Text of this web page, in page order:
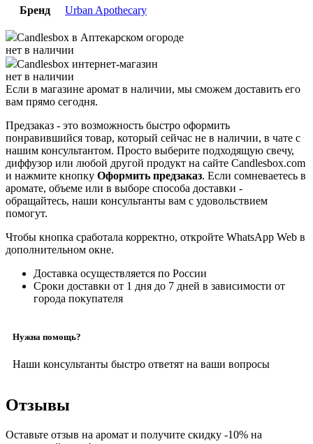
Бренд Urban Apothecary
Candlesbox в Аптекарском огороде
нет в наличии
Candlesbox интернет-магазин
нет в наличии
Если в магазине аромат в наличии, мы сможем доставить его
вам прямо сегодня.
Предзаказ - это возможность быстро оформить
понравившийся товар, который сейчас не в наличии, в чате с
нашим консультантом. Просто выберите подходящую свечу,
диффузор или любой другой продукт на сайте Candlesbox.com
и нажмите кнопку Оформить предзаказ. Если сомневаетесь в
аромате, объеме или в выборе способа доставки -
обращайтесь, наши консультанты вам с удовольствием
помогут.
Чтобы кнопка сработала корректно, откройте WhatsApp Web в
дополнительном окне.
Доставка осуществляется по России
Сроки доставки от 1 дня до 7 дней в зависимости от
города покупателя
Нужна помощь?
Наши консультанты быстро ответят на ваши вопросы
Отзывы
Оставьте отзыв на аромат и получите скидку -10% на